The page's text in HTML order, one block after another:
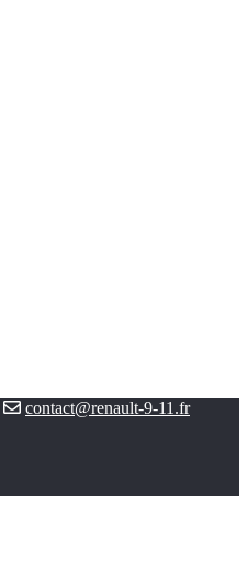
contact@renault-9-11.fr